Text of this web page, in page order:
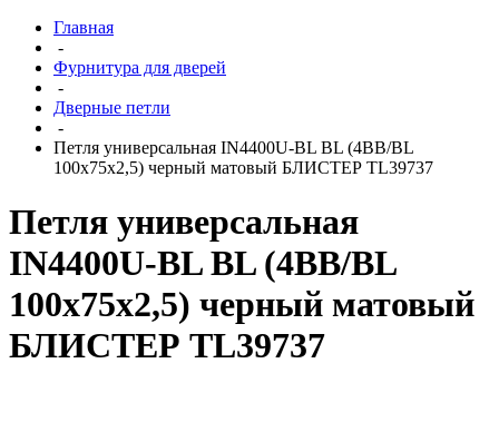
Главная
-
Фурнитура для дверей
-
Дверные петли
-
Петля универсальная IN4400U-BL BL (4BB/BL
100x75x2,5) черный матовый БЛИСТЕР TL39737
Петля универсальная
IN4400U-BL BL (4BB/BL
100x75x2,5) черный матовый
БЛИСТЕР TL39737